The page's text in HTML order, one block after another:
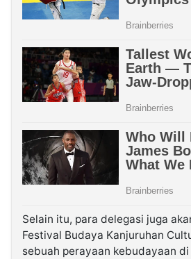
Selain itu, para delegasi juga
Festival Budaya Kanjuruhan
sebuah perayaan kebudayaan